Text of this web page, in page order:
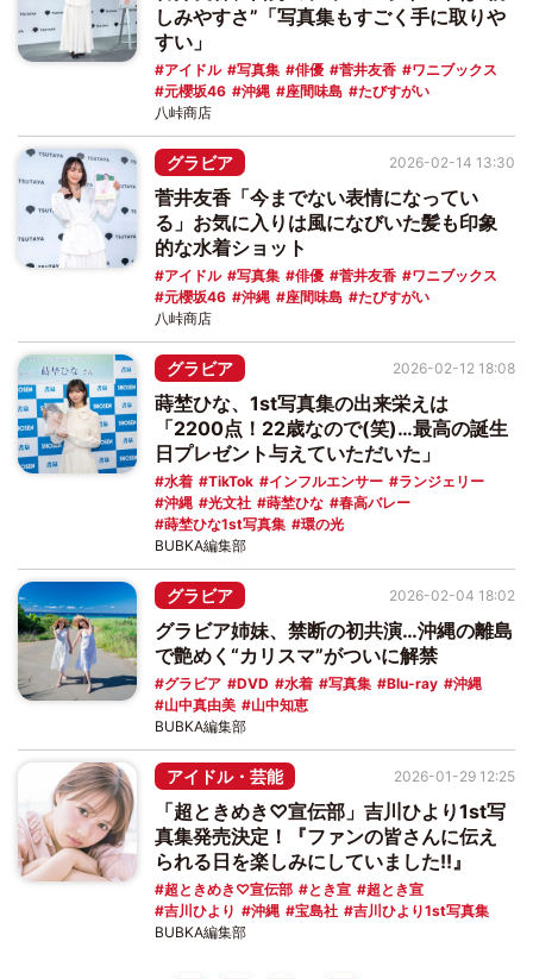
しみやすさ”「写真集もすごく手に取りや
すい」
アイドル 写真集 俳優 菅井友香
ワニブックス
元櫻坂46
沖縄 座間味島
たびすがい
八峠商店
グラビア
菅井友香「今までない表情になってい
る」お気に入りは風になびいた髪も印象
的な水着ショット
アイドル 写真集 俳優 菅井友香
ワニブックス
元櫻坂46
沖縄 座間味島 たびすがい
2026-02-14 13:30
八峠商店
グラビア
蒔埜ひな、1st写真集の出来栄えは
「2200点！22歳なので(笑)…最高の誕生
日プレゼント与えていただいた」
水着 TikTok インフルエンサー
ランジェリー
沖縄
光文社 蒔埜ひな
春高バレー
蒔埜ひな1st写真集
環の光
2026-02-12 18:08
BUBKA編集部
グラビア
グラビア姉妹、禁断の初共演…沖縄の離島
で艶めく“カリスマ”がついに解禁
グラビア DVD 水着 写真集 Blu-ray
沖縄
山中真由美
山中知恵
2026-02-04 18:02
BUBKA編集部
アイドル・芸能
「超ときめき♡宣伝部」吉川ひより1st写
真集発売決定！『ファンの皆さんに伝え
られる日を楽しみにしていました!!』
超ときめき♡宣伝部 とき宣
超とき宣
吉川ひより
沖縄 宝島社 吉川ひより1st写真集
2026-01-29 12:25
BUBKA編集部